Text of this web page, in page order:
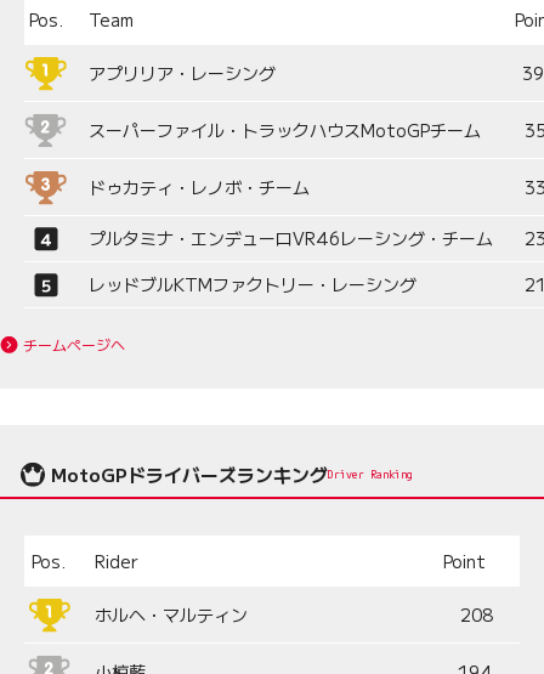
Pos. Team
アプリリア・レーシング
スーパーファイル・トラックハウスMotoGPチーム
ドゥカティ・レノボ・チーム
プルタミナ・エンデューロVR46レーシング・チーム
レッドブルKTMファクトリー・レーシング
チームページへ
MotoGPドライバーズランキングDriver Ranking
Pos. Rider Point
ホルヘ・マルティン 208